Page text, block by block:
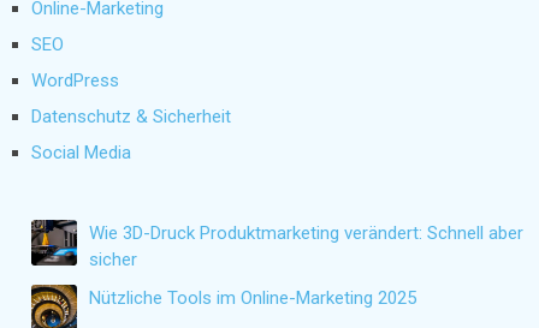
Online-Marketing
SEO
WordPress
Datenschutz & Sicherheit
Social Media
Wie 3D-Druck Produktmarketing verändert: Schnell aber
sicher
Nützliche Tools im Online-Marketing 2025